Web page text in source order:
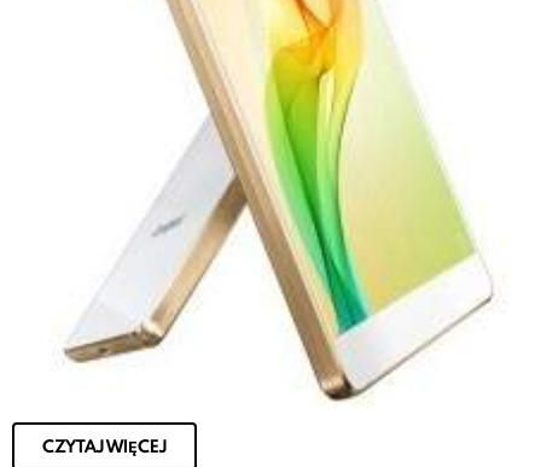
CZYTAJ WIĘCEJ